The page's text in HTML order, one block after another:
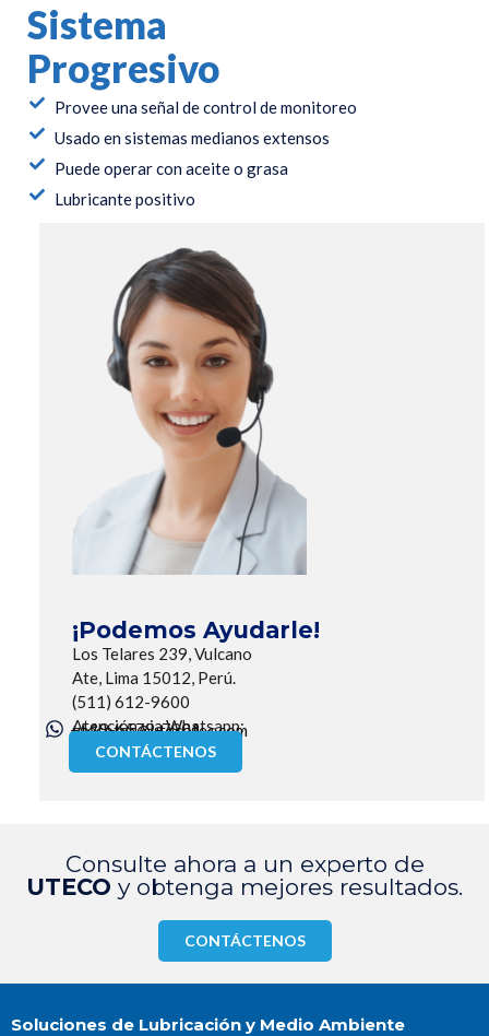
¡Podemos Ayudarle!
Los Telares 239, Vulcano
Ate, Lima 15012, Perú.
(511) 612-9600
Atención via Whatsapp:
+519-6579-7901
utecotec@utecotec.com
CONTÁCTENOS
Sistema
Progresivo
Provee una señal de control de monitoreo
Usado en sistemas medianos extensos
Puede operar con aceite o grasa
Lubricante positivo
Consulte ahora a un experto de
UTECO y obtenga mejores resultados.
CONTÁCTENOS
Soluciones de Lubricación y Medio Ambiente